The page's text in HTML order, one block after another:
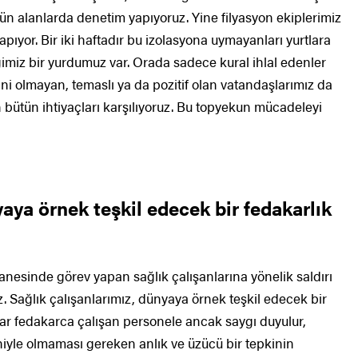
alanlarda denetim yapıyoruz. Yine filyasyon ekiplerimiz
Bir iki haftadır bu izolasyona uymayanları yurtlara
bir yurdumuz var. Orada sadece kural ihlal edenler
olmayan, temaslı ya da pozitif olan vatandaşlarımız da
ihtiyaçları karşılıyoruz. Bu topyekun mücadeleyi
örnek teşkil edecek bir fedakarlık
görev yapan sağlık çalışanlarına yönelik saldırı
çalışanlarımız, dünyaya örnek teşkil edecek bir
fedakarca çalışan personele ancak saygı duyulur,
olmaması gereken anlık ve üzücü bir tepkinin